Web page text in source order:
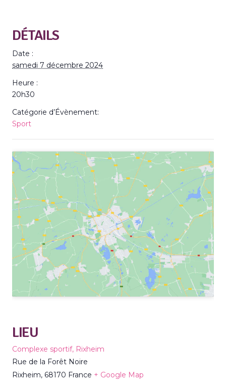
DÉTAILS
Date :
samedi 7 décembre 2024
Heure :
20h30
Catégorie d’Évènement:
Sport
LIEU
Complexe sportif, Rixheim
Rue de la Forêt Noire
Rixheim, 68170 France + Google Map